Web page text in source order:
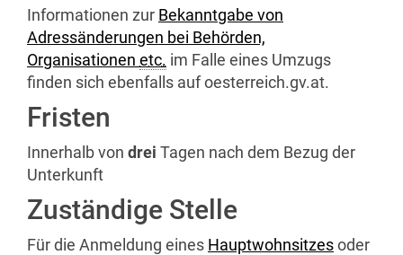
Informationen zur Bekanntgabe von
Adressänderungen bei Behörden,
Organisationen etc. im Falle eines Umzugs
finden sich ebenfalls auf oesterreich.gv.at.
Fristen
Innerhalb von drei Tagen nach dem Bezug der
Unterkunft
Zuständige Stelle
Für die Anmeldung eines Hauptwohnsitzesoder